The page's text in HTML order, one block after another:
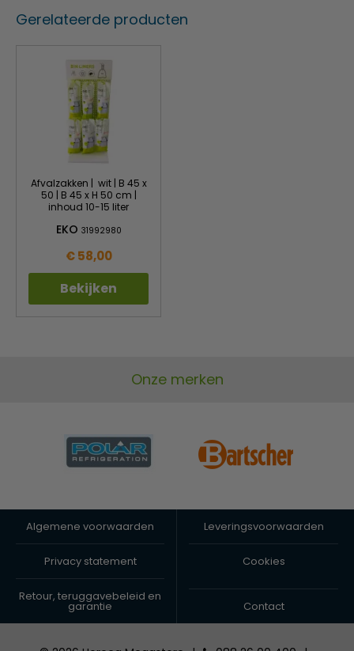
Gerelateerde producten
Afvalzakken | wit | B 45 x
50 | B 45 x H 50 cm |
inhoud 10-15 liter
EKO 31992980
€ 58,00
Bekijken
Onze merken
Algemene voorwaarden Leveringsvoorwaarden
Privacy statement Cookies
Retour, teruggavebeleid en
garantie Contact